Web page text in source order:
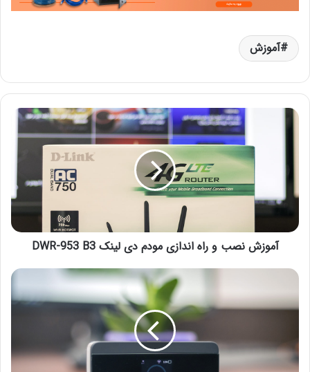
آموزش
آموزش نصب و راه اندازی مودم دی لینک DWR-953 B3